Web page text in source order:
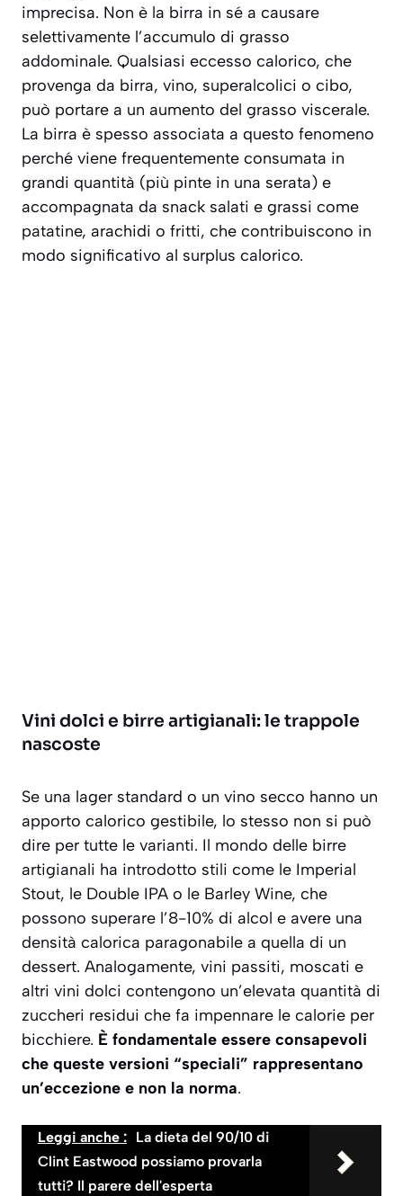
imprecisa. Non è la birra in sé a causare
selettivamente l’accumulo di grasso
addominale. Qualsiasi eccesso calorico, che
provenga da birra, vino, superalcolici o cibo,
può portare a un aumento del grasso viscerale.
La birra è spesso associata a questo fenomeno
perché viene frequentemente consumata in
grandi quantità (più pinte in una serata) e
accompagnata da snack salati e grassi come
patatine, arachidi o fritti, che contribuiscono in
modo significativo al surplus calorico.
Vini dolci e birre artigianali: le trappole
nascoste
Se una lager standard o un vino secco hanno un
apporto calorico gestibile, lo stesso non si può
dire per tutte le varianti. Il mondo delle birre
artigianali ha introdotto stili come le Imperial
Stout, le Double IPA o le Barley Wine, che
possono superare l’8-10% di alcol e avere una
densità calorica paragonabile a quella di un
dessert. Analogamente, vini passiti, moscati e
altri vini dolci contengono un’elevata quantità di
zuccheri residui che fa impennare le calorie per
bicchiere. È fondamentale essere consapevoli
che queste versioni “speciali” rappresentano
un’eccezione e non la norma.
Leggi anche : La dieta del 90/10 di
Clint Eastwood possiamo provarla
tutti? Il parere dell'esperta